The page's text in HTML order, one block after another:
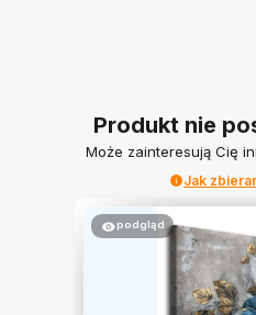
Produkt nie
Może zainteresują Cię
Jak
podgląd